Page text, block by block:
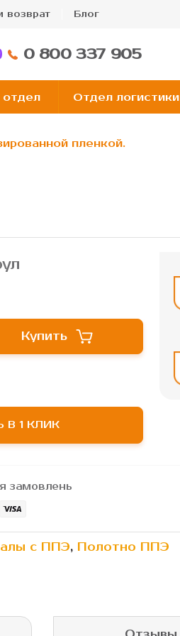
возврат Блог
0 800 337 905
Отдел логистики
пленкой.
Купить
В 1 КЛИК
замовлень
с ППЭ, Полотно ППЭ